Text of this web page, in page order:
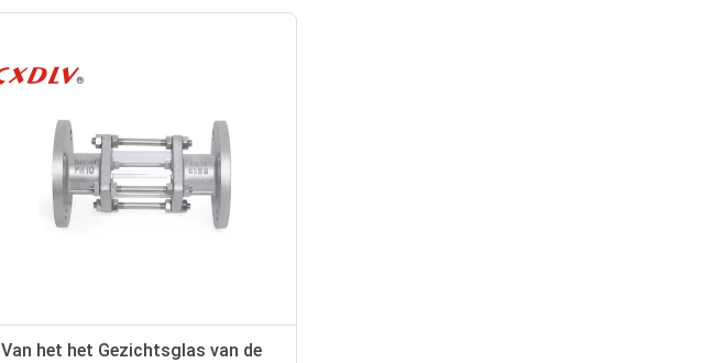
Van het het Gezichtsglas van de